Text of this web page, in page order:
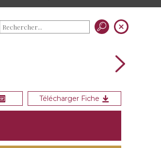
Télécharger Fiche